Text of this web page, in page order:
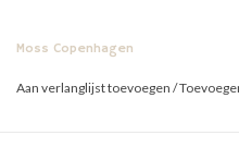
Moss Copenhagen
Aan verlanglijst toevoegen /